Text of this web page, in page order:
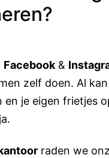
Facebook &
zelf doen. Al
en je eigen frietjes
raden we